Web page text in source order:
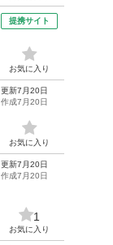
提携サイト
お気に入り
更新7月20日
作成7月20日
お気に入り
更新7月20日
作成7月20日
1
お気に入り